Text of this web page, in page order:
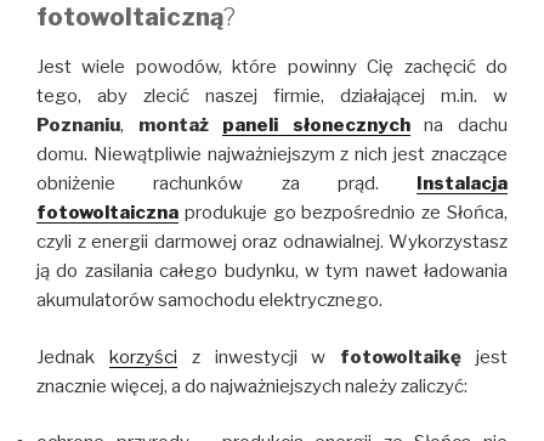
fotowoltaiczną?
Jest wiele powodów, które powinny Cię zachęcić do
tego, aby zlecić naszej firmie, działającej m.in. w
Poznaniu, montaż paneli słonecznychna dachu
domu. Niewątpliwie najważniejszym z nich jest znaczące
obniżenie rachunków za prąd. Instalacja
fotowoltaiczna produkuje go bezpośrednio ze Słońca,
czyli z energii darmowej oraz odnawialnej. Wykorzystasz
ją do zasilania całego budynku, w tym nawet ładowania
akumulatorów samochodu elektrycznego.
Jednak korzyści z inwestycji w fotowoltaikę jest
znacznie więcej, a do najważniejszych należy zaliczyć: